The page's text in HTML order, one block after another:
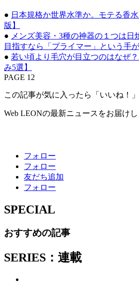
● 日本規格か世界水準か。モテる香
版】
● メンズ美容・3種の神器の１つは日
目指すなら「プライマー」という手
● 若い頃より毛穴が目立つのはなぜ
み5選】
PAGE 12
この記事が気に入ったら「いいね！
Web LEONの最新ニュースをお届けし
フォロー
フォロー
友だち追加
フォロー
SPECIAL
おすすめの記事
SERIES：連載